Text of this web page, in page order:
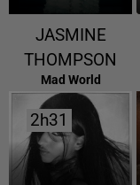
JASMINE
THOMPSON
Mad World
2h31
2h31